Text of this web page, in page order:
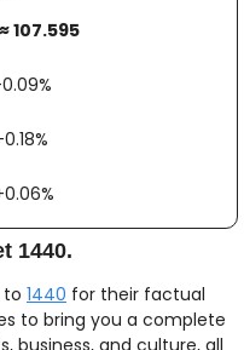
107.595
1440.
to 1440 for their factual
to bring you a complete
business, and culture, all